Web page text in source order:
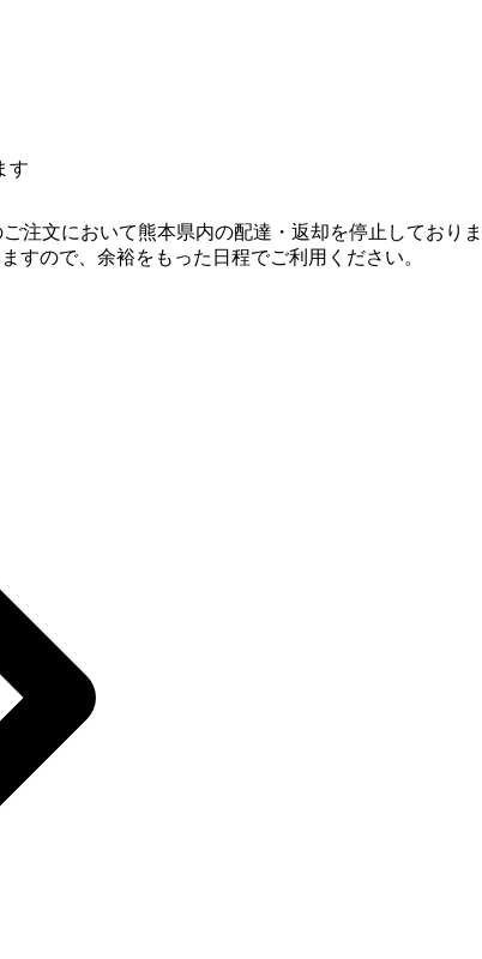
す
注文において熊本県内の配達・返却を停止しておりま
すので、余裕をもった日程でご利用ください。